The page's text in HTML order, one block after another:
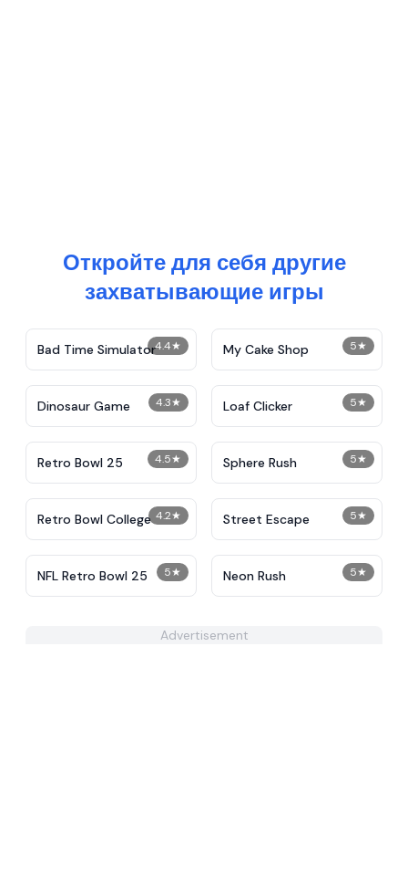
Откройте для себя другие
захватывающие игры
4.4★
Bad Time Simulator 5★
My Cake Shop
4.3★
Dinosaur Game 5★
Loaf Clicker
4.5★
Retro Bowl 25 5★
Sphere Rush
4.2★
Retro Bowl College 5★
Street Escape
5★
NFL Retro Bowl 25 5★
Neon Rush
Advertisement